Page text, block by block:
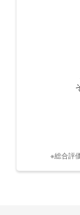
※総合評